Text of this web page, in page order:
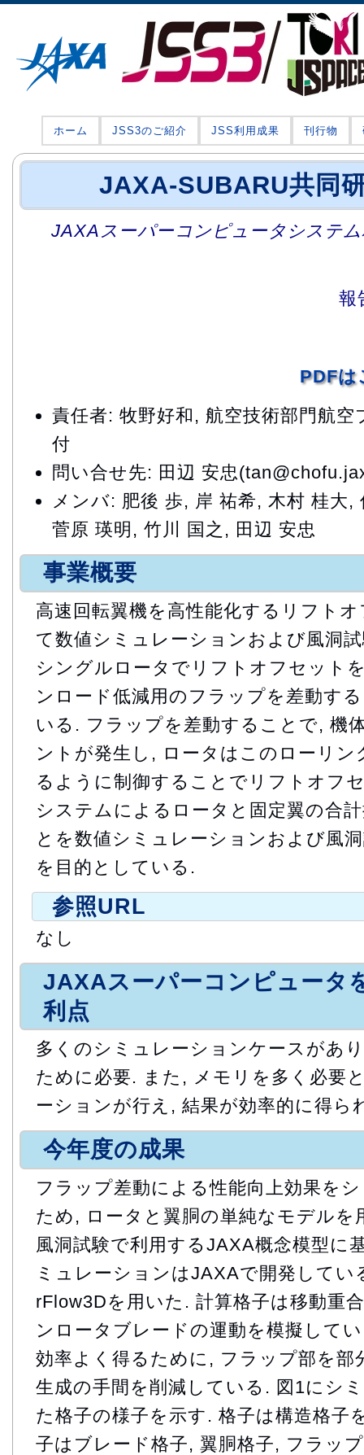
ホーム JSS3のご紹介 JSS利用成果 刊行物
JAXA-SUBARU共同
JAXAスーパーコンピュータシステ
報
PDFは
責任者: 牧野好和, 航空技術部門航
付
問い合せ先: 田辺 安忠
メンバ: 肥後 歩, 岸 祐希, 木村 桂大,
菅原 瑛明, 竹川 国之, 田辺 安忠
事業概要
高速回転翼機を高性能化するリフト
て数値シミュレーションおよび風洞
シングルロータでリフトオフセット
ンロード低減用のフラップを差動す
いる. フラップを差動することで, 機
ントが発生し, ロータはこのローリ
るように制御することでリフトオフ
システムによるロータと固定翼の合
とを数値シミュレーションおよび風
を目的としている.
参照URL
なし
JAXAスーパーコンピュータ
利点
多くのシミュレーションケースがあ
ために必要. また, メモリを多く必要
ーションが行え, 結果が効率的に得ら
今年度の成果
フラップ差動による性能向上効果を
ため, ロータと翼胴の単純なモデルを
風洞試験で利用するJAXA概念模型に
ミュレーションはJAXAで開発してい
rFlow3Dを用いた. 計算格子は移動重
ンロータブレードの運動を模擬して
効率よく得るために, フラップ部を部
生成の手間を削減している. 図1にシ
た格子の様子を示す. 格子は構造格子
子はブレード格子, 翼胴格子, フラッ